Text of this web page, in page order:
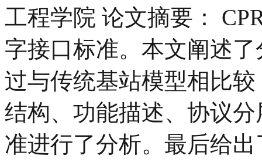
工程学院 论文摘要：
字接口标准。本文阐述
过与传统基站模型相比
结构、功能描述、协议
准进行了分析。最后给